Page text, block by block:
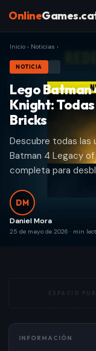
Online
Inicio › Noticias ›
NOTICIA
Lego Batman
Knight:
Bricks
Descubre todas las
Batman 4 Legacy
completa para
DM
Daniel Mora
25 de mayo de 2026 · min
ESPACIO
INFORMACIÓN